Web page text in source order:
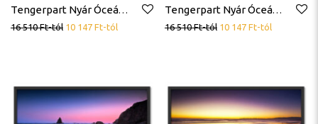
Tengerpart Nyár Óceán Trópus Tenger Hullámok Naplemente Poszter
16 510Ft-tól 10 147 Ft-tól
Tengerpart Nyár Óceán Trópus Tenger Poszter
16 510Ft-tól 10 147 Ft-tól